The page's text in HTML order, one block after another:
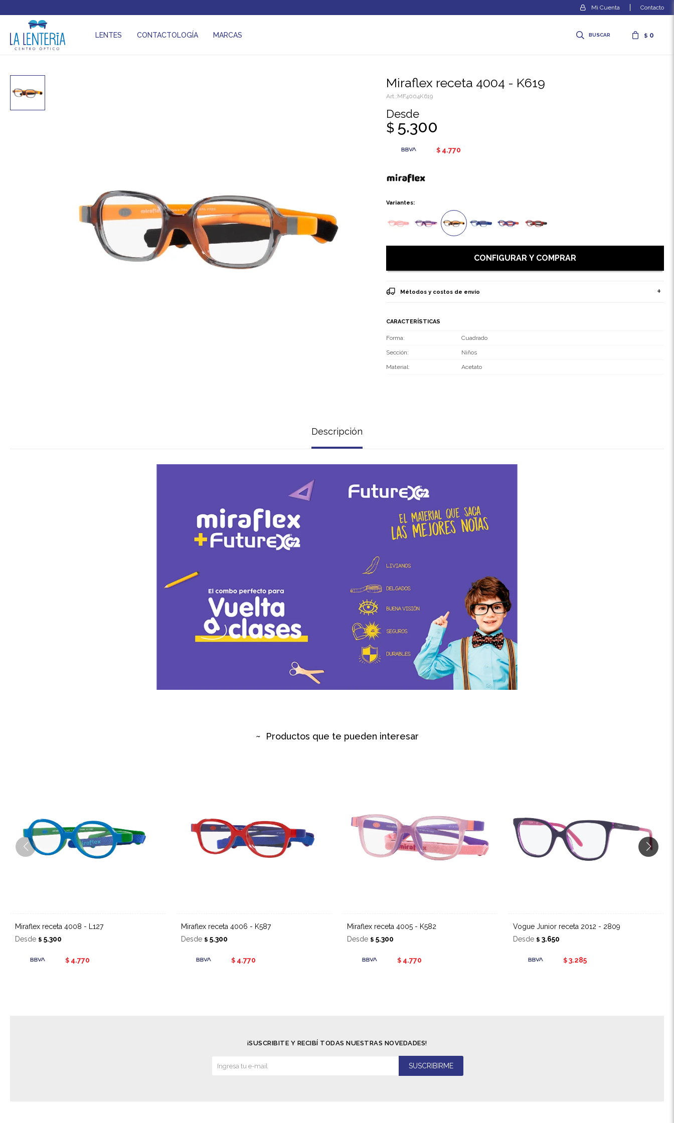
LENTES CONTACTOLOGÍA MARCAS $ 0
Contacto
Miraflex receta 4004 - K619
MF4004K619
Desde
$ 5.300
$ 4.770
Variantes:
CONFIGURAR Y COMPRAR
Métodos y costos de envío
CARACTERÍSTICAS
Forma Cuadrado
Sección Niños
Material Acetato
Descripción
Productos que te pueden interesar
Miraflex receta 4008 - L127
Desde $ 5.300
$ 4.770
Miraflex receta 4006 - K587
Desde $ 5.300
$ 4.770
Miraflex receta 4005 - K582
Desde $ 5.300
$ 4.770
Vogue Junior receta 2012 - 2809
Desde $ 3.650
$ 3.285
¡SUSCRIBITE Y RECIBÍ TODAS NUESTRAS NOVEDADES!
SUSCRIBIRME